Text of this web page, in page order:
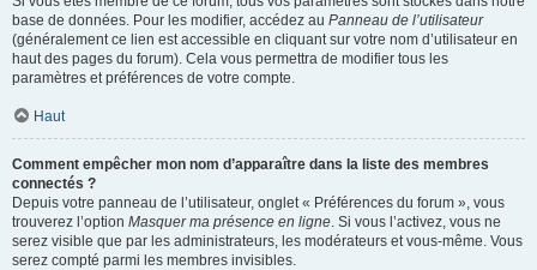
base de données. Pour les modifier, accédez au Panneau de l’utilisateur
(généralement ce lien est accessible en cliquant sur votre nom d’utilisateur en
haut des pages du forum). Cela vous permettra de modifier tous les
paramètres et préférences de votre compte.
Haut
Comment empêcher mon nom d’apparaître dans la liste des membres
connectés ?
Depuis votre panneau de l’utilisateur, onglet « Préférences du forum », vous
trouverez l’option Masquer ma présence en ligne. Si vous l’activez, vous ne
serez visible que par les administrateurs, les modérateurs et vous-même. Vous
serez compté parmi les membres invisibles.